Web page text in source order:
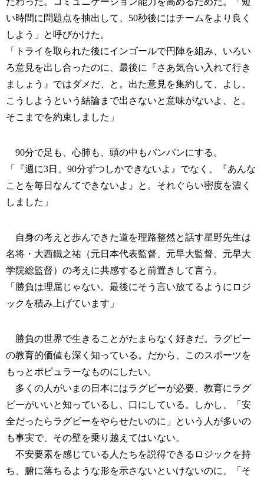
い時間に問題点を抽出して、50秒後にはチームをより良く
しよう」と呼びかけた。
「トライを取られた後にインゴールで円陣を組み、いろい
ろ意見を出し合ったのに、最後に『さあ気合い入れて行き
ましょう』ではダメだ、と。出た意見を集約して、よし、
こうしようという結論まで出さないと意味がないよ、と。
そこまでを約束しました」
90分で足も、心肺も、頭の中もパンパンにする。
「『週に3日、90分ずつしかできないよ』でなく、『あんな
ことを毎日なんてできないよ』と。それぐらい密度を濃く
しました」
自身の考えと歩んできた道を理路整然と話す星野先生は
名将・大西鐵之祐（元日本代表監督、元早大監督、元早大
学院総監督）の考えに共感すると前置きして言う。
「勝負は理屈じゃない。最後にそう言い放てるようにロジ
ックを積み上げています」
勝負の世界で生きることがたまらなく好きだ。ラグビー
の教育的価値も深く知っている。だから、このスポーツを
もっとポピュラーなものにしたい。
多くの人がいまの日本にはラグビーが必要、教育にラグ
ビーがいいと知っているし、口にしている。しかし、「安
全だったらラグビーをやらせたいのに」という人が多いの
も事実で、その壁を乗り越えてはいない。
不安要素を感じている人たちを説得できるロジックを持
ち、腑に落ちるような形を示さないといけないのに、「そ